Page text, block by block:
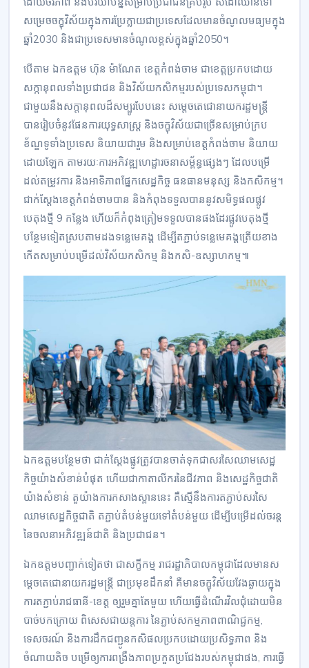
សម្រេចចក្ខុវិស័យក្នុងការប្រែក្លាយជាប្រទេសដែលមានចំណូលមធ្យមក្នុង
ឆ្នាំ2030 និងជាប្រទេសមានចំណូលខ្ពស់ក្នុងឆ្នាំ2050។
បើតាម ឯកឧត្តម ហ៊ុន ម៉ាណែត ខេត្តកំពង់ចាម ជាខេត្តប្រកបដោយ
សក្កានុពលទាំងប្រជាជន និងវិស័យកសិកម្មរបស់ប្រទេសកម្ពុជា។
ជាមួយនឹងសក្តានុពលដ៏សម្បូរបែបនេះ សម្តេចតេជោនាយករដ្ឋមន្ត្រី
បានរៀបចំនូវផែនការយុទ្ធសាស្ត្រ និងចក្ខុវិស័យជាច្រើនសម្រាប់ក្រប
ខ័ណ្ឌទូទាំងប្រទេស និយាយជារួម និងសម្រាប់ខេត្តកំពង់ចាម និយាយ
ដោយឡែក តាមរយៈការអភិវឌ្ឍហេដ្ឋារចនាសម្ព័ន្ធផ្សេងៗ ដែលបម្រើ
ដល់តម្រូវការ និងអាទិភាពផ្នែកសេដ្ឋកិច្ច ធនធានមនុស្ស និងកសិកម្ម។
ជាក់ស្តែងខេត្តកំពង់ចាមបាន និងកំពុងទទួលបាននូវសមិទ្ធផលផ្លូវ
បេតុងថ្មី 9 កន្លែង ហើយក៏កំពុងត្រៀមទទួលបានផងដែរផ្លូវបេតុងថ្មី
បន្ថែមទៀតស្របតាមដងទន្លេមេគង្គ ដើម្បីតភ្ជាប់ទន្លេមេគង្គត្រើយខាង
កើតសម្រាប់បម្រើដល់វិស័យកសិកម្ម និងកសិ-ឧស្សាហកម្ម៕
ឯកឧត្តមបន្ថែមថា ជាក់ស្តែងផ្លូវត្រូវបានចាត់ទុកជាសរសៃឈាមសេដ្ឋ
កិច្ចយ៉ាងសំខាន់បំផុត ហើយជាកាតាលីករនៃជីវភាព និងសេដ្ឋកិច្ចជាតិ
យ៉ាងសំខាន់ តួយ៉ាងការកសាងស្ពាននេះ គឺស្មើនឹងការតភ្ជាប់សរសៃ
ឈាមសេដ្ឋកិច្ចជាតិ តភ្ជាប់តំបន់មួយទៅតំបន់មួយ ដើម្បីបម្រើដល់ចរន្ត
នៃចលនាអភិវឌ្ឍន៍ជាតិ និងប្រជាជន។
ឯកឧត្តមបញ្ជាក់ទៀតថា ជាសក្ខីកម្ម រាជរដ្ឋាភិបាលកម្ពុជាដែលមានស
ម្តេចតេជោនាយករដ្ឋមន្ត្រី ជាប្រមុខដឹកនាំ គឺមានចក្ខុវិស័យវែងឆ្ងាយក្នុង
ការតភ្ជាប់រាជធានី-ខេត្ត ឲ្យរួមគ្នាតែមួយ ហើយធ្វើដំណើរវិលជុំដោយមិន
បាច់បកក្រោយ ពិសេសជាយន្តការ នៃភ្ជាប់សកម្មភាពពាណិជ្ជកម្ម,
ទេសចរណ៍ និងការដឹកជញ្ជូនកសិផលប្រកបដោយប្រសិទ្ធភាព និង
ចំណាយតិច បម្រើឲ្យការពង្រឹងភាពប្រកួតប្រជែងរបស់កម្ពុជាផង, ការធ្វើ